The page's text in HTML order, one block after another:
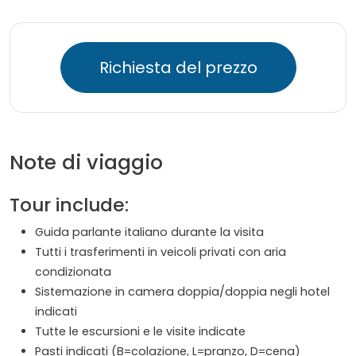
Richiesta del prezzo
Note di viaggio
Tour include:
Guida parlante italiano durante la visita
Tutti i trasferimenti in veicoli privati con aria
condizionata
Sistemazione in camera doppia/doppia negli hotel
indicati
Tutte le escursioni e le visite indicate
Pasti indicati (B=colazione, L=pranzo, D=cena)